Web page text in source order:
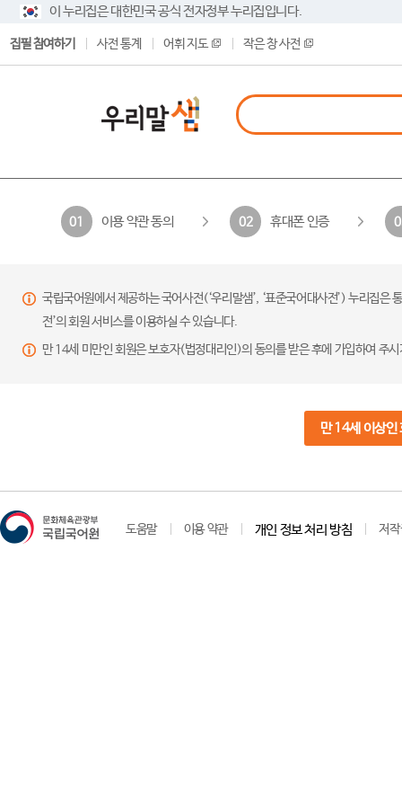
이 누리집은 대한민국 공식 전자정부 누리집입니다.
집필 참여하기 사전 통계 어휘 지도 작은 창 사전
01 이용 약관 동의 02 휴대폰 인증
국립국어원에서 제공하는 국어사전(‘우리말샘’, ‘표준국어대사전’) 누리집
전’의 회원 서비스를 이용하실 수 있습니다.
만 14세 미만인 회원은 보호자(법정대리인)의 동의를 받은 후에 가입하여 주
만 14세 이상인
도움말 이용 약관 개인 정보 처리 방침 저